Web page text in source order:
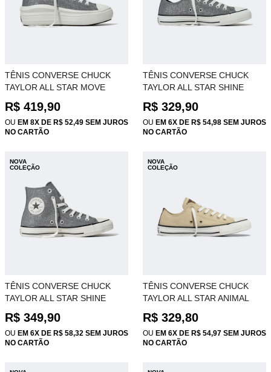
TÊNIS CONVERSE CHUCK
TAYLOR ALL STAR MOVE
SHINE GRAFITE ESCURO
AMENDOA CT34840002
R$ 419,90
OU EM 8X DE R$ 52,49 SEM JUROS
NO CARTÃO
TÊNIS CONVERSE CHUCK
TAYLOR ALL STAR SHINE
GRAFITE ESCURO OX
CT34860002
R$ 329,90
OU EM 6X DE R$ 54,98 SEM JUROS
NO CARTÃO
NOVA
COLEÇÃO
TÊNIS CONVERSE CHUCK
TAYLOR ALL STAR SHINE
GRAFITE ESCURO HI
CT34850002
R$ 349,90
OU EM 6X DE R$ 58,32 SEM JUROS
NO CARTÃO
NOVA
COLEÇÃO
TÊNIS CONVERSE CHUCK
TAYLOR ALL STAR ANIMAL
BEGE MOSTARDA OX
CT34310001
R$ 329,80
OU EM 6X DE R$ 54,97 SEM JUROS
NO CARTÃO